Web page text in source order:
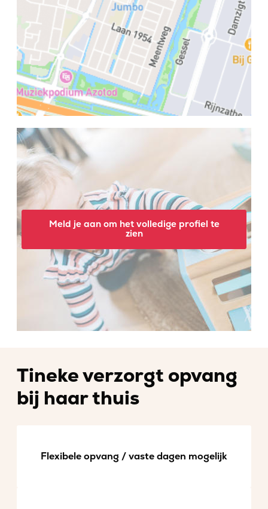
Meld je aan om het volledige profiel te
zien
Tineke verzorgt opvang
bij haar thuis
Flexibele opvang / vaste dagen mogelijk